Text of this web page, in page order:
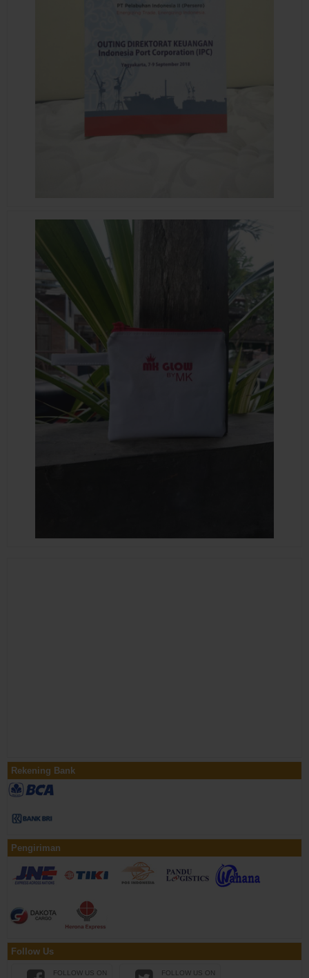
Rekening Bank
Pengiriman
Follow Us
FOLLOW US ON FOLLOW US ON